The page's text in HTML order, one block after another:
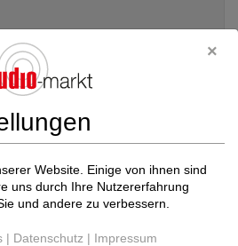
Website. Einige von ihnen sind
uns durch Ihre Nutzererfahrung
und andere zu verbessern.
| Datenschutz | Impressum